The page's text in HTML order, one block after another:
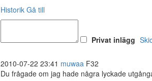
Historik Gå till
Privat inlägg
2010-07-22 23:41 muwaa F32
Du frågade om jag hade några lyckade